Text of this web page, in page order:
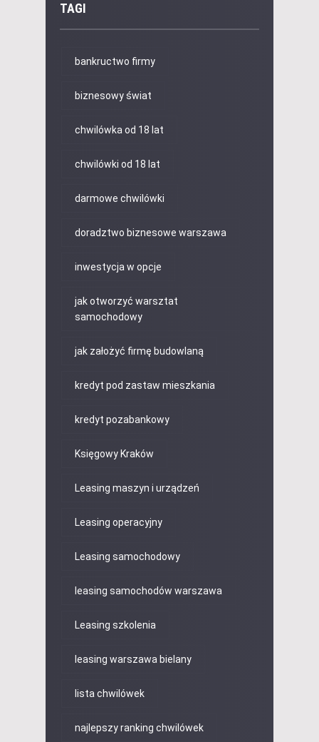
TAGI
bankructwo firmy
biznesowy świat
chwilówka od 18 lat
chwilówki od 18 lat
darmowe chwilówki
doradztwo biznesowe warszawa
inwestycja w opcje
jak otworzyć warsztat
samochodowy
jak założyć firmę budowlaną
kredyt pod zastaw mieszkania
kredyt pozabankowy
Księgowy Kraków
Leasing maszyn i urządzeń
Leasing operacyjny
Leasing samochodowy
leasing samochodów warszawa
Leasing szkolenia
leasing warszawa bielany
lista chwilówek
najlepszy ranking chwilówek